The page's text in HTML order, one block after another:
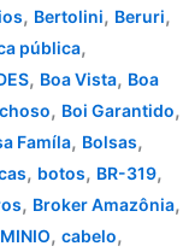
, Bertolini, Beruri,
pública,
, Boa Vista, Boa
, Boi Garantido,
Famíla, Bolsas,
, botos, BR-319,
, Broker Amazônia,
, cabelo,